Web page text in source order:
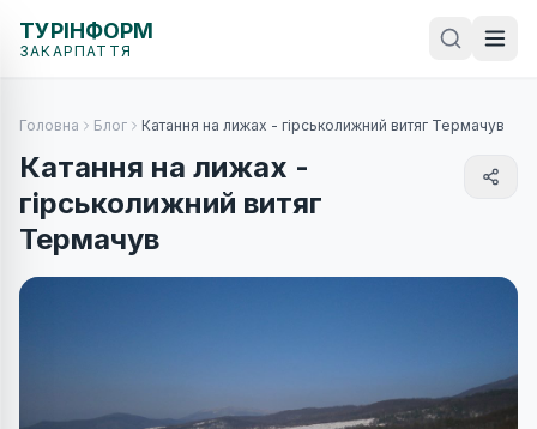
ТУРІНФОРМ
ЗАКАРПАТТЯ
Головна Блог Катання на лижах - гірськолижний витяг Термачув
Катання на лижах -
гірськолижний витяг
Термачув